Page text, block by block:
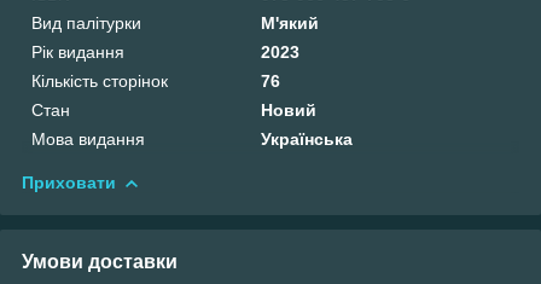
Вид палітурки
М'який
Рік видання
2023
Кількість сторінок
76
Стан
Новий
Мова видання
Українська
Приховати
Умови доставки